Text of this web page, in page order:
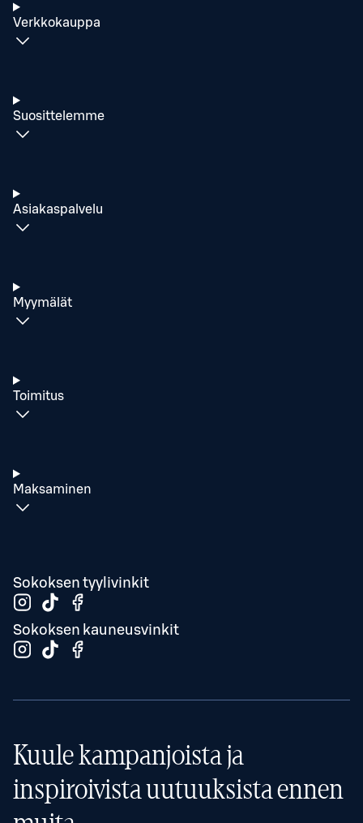
Verkkokauppa
Suosittelemme
Asiakaspalvelu
Myymälät
Toimitus
Maksaminen
Sokoksen tyylivinkit
Sokoksen kauneusvinkit
Kuule kampanjoista ja
inspiroivista uutuuksista ennen